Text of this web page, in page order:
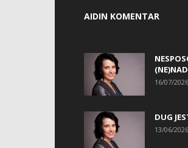
AIDIN KOMENTAR
16/07/2026
DUG
13/06/2026